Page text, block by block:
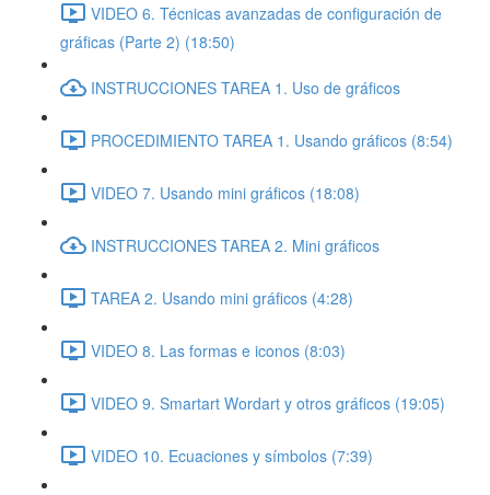
VIDEO 6. Técnicas avanzadas de configuración de
gráficas (Parte 2) (18:50)
INSTRUCCIONES TAREA 1. Uso de gráficos
PROCEDIMIENTO TAREA 1. Usando gráficos (8:54)
VIDEO 7. Usando mini gráficos (18:08)
INSTRUCCIONES TAREA 2. Mini gráficos
TAREA 2. Usando mini gráficos (4:28)
VIDEO 8. Las formas e iconos (8:03)
VIDEO 9. Smartart Wordart y otros gráficos (19:05)
VIDEO 10. Ecuaciones y símbolos (7:39)